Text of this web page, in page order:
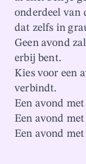
onderdeel van
dat zelfs in
Geen avond
erbij bent.
Kies voor een
verbindt.
Een avond
Een avond
Een avond